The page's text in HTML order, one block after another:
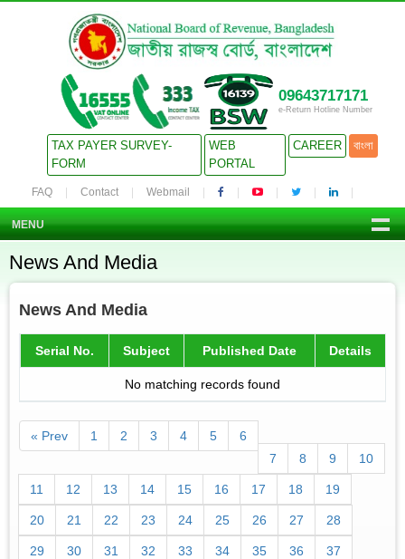
09643717171
e-Return Hotline Number
TAX PAYER SURVEY-
FORM
WEB
PORTAL
CAREER বাংলা
FAQ Contact Webmail
MENU
News And Media
News And Media
Serial No. Subject Published Date Details
No matching records found
« Prev 1 2 3 4 5
6
7
8 9 10
11 12 13 14 15 16 17 18 19
20 21 22 23 24 25 26 27 28
29 30 31 32 33 34 35 36 37